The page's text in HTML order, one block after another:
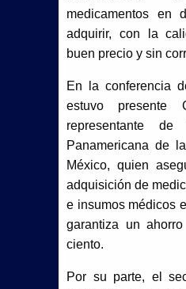
medicamentos en
adquirir, con la
buen precio y sin
En la conferencia
estuvo presente
representante de
Panamericana de
México, quien
adquisición de
e insumos médicos
garantiza un
ciento.
Por su parte, el